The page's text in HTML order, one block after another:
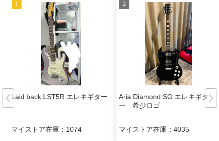
Laid back LST5R エレキギター
マイストア在庫： 1074
Aria Diamond SG エレキギタ
ー 希少ロゴ
マイストア在庫： 4035